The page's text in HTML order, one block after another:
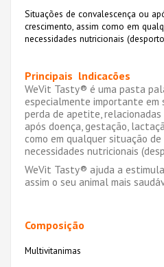
Situações de convalescença ou
crescimento, assim como em
necessidades nutricionais
Principais lndicacões
WeVit Tasty® é uma pasta
especialmente importante em
perda de apetite, relacionadas
após doença, gestação,
como em qualquer situação
necessidades nutricionais
WeVit Tasty® ajuda a
assim o seu animal mais
Composição
Multivitanimas